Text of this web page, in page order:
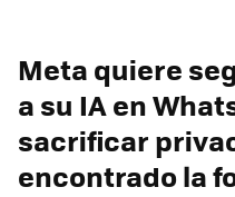
Meta quiere
a su IA en
sacrificar
encontrado la